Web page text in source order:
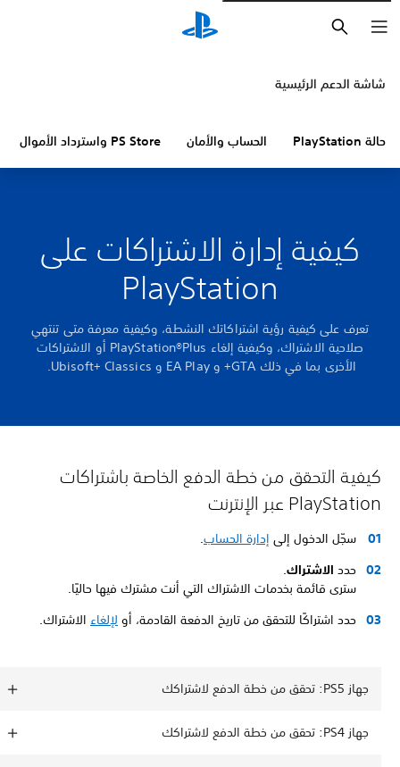
شاشة الدعم الرئيسية
حالة PlayStation الحساب والأمان PS Store واسترداد الأموال
كيفية إدارة الاشتراكات على
PlayStation
تعرف على كيفية رؤية اشتراكاتك النشطة، وكيفية معرفة متى تنتهي
صلاحية الاشتراك، وكيفية إلغاء PlayStation®Plus أو الاشتراكات
الأخرى بما في ذلك GTA+ و EA Play و Ubisoft+ Classics.
كيفية التحقق من خطة الدفع الخاصة باشتراكات
PlayStation عبر الإنترنت
سجّل الدخول إلىإدارة الحساب.
حددالاشتراك.
سترى قائمة بخدمات الاشتراك التي أنت مشترك فيها حاليًا.
حدد اشتراكًا للتحقق من تاريخ الدفعة القادمة، أولإلغاءالاشتراك.
جهاز PS5: تحقق من خطة الدفع لاشتراكك
جهاز PS4: تحقق من خطة الدفع لاشتراكك